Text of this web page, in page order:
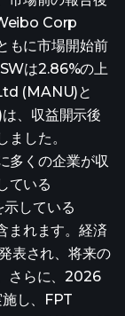
Corp
もに市場開始前
は2.86%の上
(MANU)と
、収益開示後
ました。
多くの企業が収
ている
している
れます。経済
表され、将来の
さらに、2026
し、FPT